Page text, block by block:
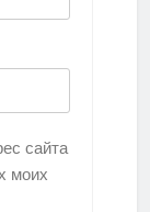
сайта
моих